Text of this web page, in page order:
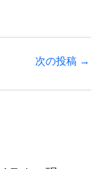
次の投稿 →